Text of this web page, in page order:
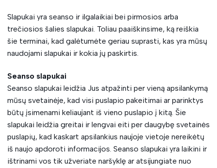
Slapukai yra seanso ir ilgalaikiai bei pirmosios arba
trečiosios šalies slapukai. Toliau paaiškinsime, ką reiškia
šie terminai, kad galėtumėte geriau suprasti, kas yra mūsų
naudojami slapukai ir kokia jų paskirtis.
Seanso slapukai
Seanso slapukai leidžia Jus atpažinti per vieną apsilankymą
mūsų svetainėje, kad visi puslapio pakeitimai ar parinktys
būtų įsimenami keliaujant iš vieno puslapio į kitą. Šie
slapukai leidžia greitai ir lengvai eiti per daugybę svetainės
puslapių, kad kaskart apsilankius naujoje vietoje nereikėtų
iš naujo apdoroti informacijos. Seanso slapukai yra laikini ir
ištrinami vos tik užveriate naršyklę ar atsijungiate nuo